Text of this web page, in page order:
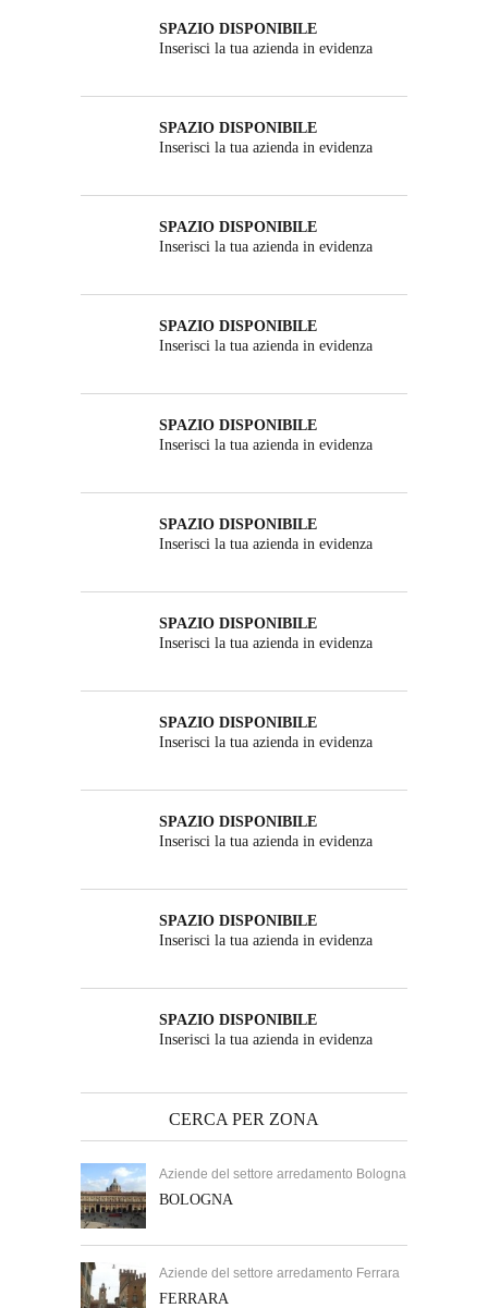
SPAZIO DISPONIBILE
Inserisci la tua azienda in evidenza
SPAZIO DISPONIBILE
Inserisci la tua azienda in evidenza
SPAZIO DISPONIBILE
Inserisci la tua azienda in evidenza
SPAZIO DISPONIBILE
Inserisci la tua azienda in evidenza
SPAZIO DISPONIBILE
Inserisci la tua azienda in evidenza
SPAZIO DISPONIBILE
Inserisci la tua azienda in evidenza
SPAZIO DISPONIBILE
Inserisci la tua azienda in evidenza
SPAZIO DISPONIBILE
Inserisci la tua azienda in evidenza
SPAZIO DISPONIBILE
Inserisci la tua azienda in evidenza
SPAZIO DISPONIBILE
Inserisci la tua azienda in evidenza
SPAZIO DISPONIBILE
Inserisci la tua azienda in evidenza
CERCA PER ZONA
Aziende del settore arredamento Bologna
BOLOGNA
Aziende del settore arredamento Ferrara
FERRARA